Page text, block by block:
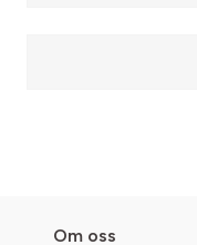
Om oss